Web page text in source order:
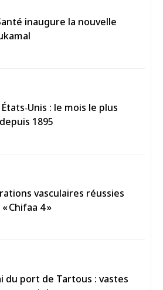
inaugure la nouvelle
: le mois le plus
1895
vasculaires réussies
Chifaa 4 »
du port de Tartous : vastes